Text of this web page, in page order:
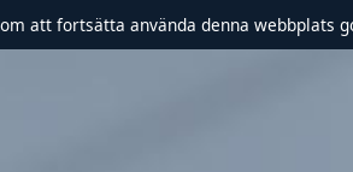
att fortsätta använda denna webbplats